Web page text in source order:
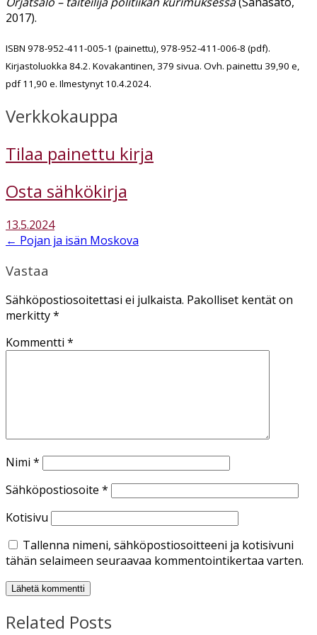
2017).
ISBN 978-952-411-005-1 (painettu), 978-952-411-006-8 (pdf).
Kirjastoluokka 84.2. Kovakantinen, 379 sivua. Ovh. painettu 39,90 e,
pdf 11,90 e. Ilmestynyt 10.4.2024.
Verkkokauppa
Tilaa painettu kirja
Osta sähkökirja
13.5.2024
Post
navigation
← Pojan ja isän Moskova
Vastaa
Sähköpostiosoitettasi ei julkaista. Pakolliset kentät on
merkitty*
Kommentti *
Nimi *
Sähköpostiosoite *
Kotisivu
Tallenna nimeni, sähköpostiosoitteeni ja kotisivuni
tähän selaimeen seuraavaa kommentointikertaa varten.
Related Posts